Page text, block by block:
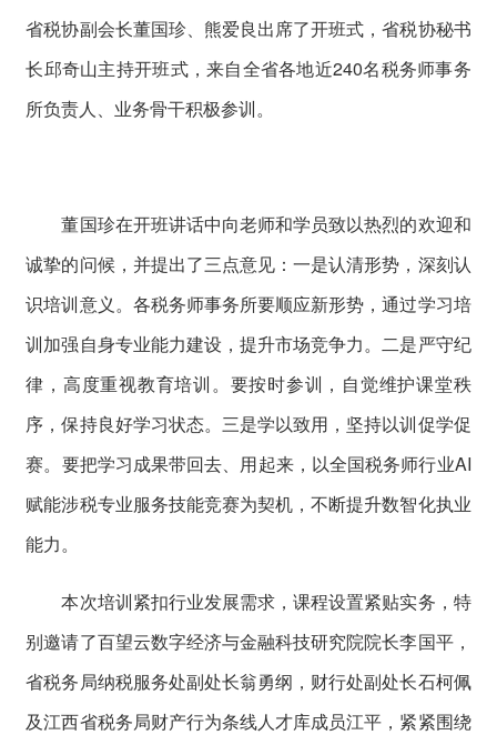
省税协副会长董国珍、熊爱良出席了开班式，省税协秘书
长邱奇山主持开班式，来自全省各地近240名税务师事务
所负责人、业务骨干积极参训。
董国珍在开班讲话中向老师和学员致以热烈的欢迎和
诚挚的问候，并提出了三点意见：一是认清形势，深刻认
识培训意义。各税务师事务所要顺应新形势，通过学习培
训加强自身专业能力建设，提升市场竞争力。二是严守纪
律，高度重视教育培训。要按时参训，自觉维护课堂秩
序，保持良好学习状态。三是学以致用，坚持以训促学促
赛。要把学习成果带回去、用起来，以全国税务师行业AI
赋能涉税专业服务技能竞赛为契机，不断提升数智化执业
能力。
本次培训紧扣行业发展需求，课程设置紧贴实务，特
别邀请了百望云数字经济与金融科技研究院院长李国平，
省税务局纳税服务处副处长翁勇纲，财行处副处长石柯佩
及江西省税务局财产行为条线人才库成员江平，紧紧围绕